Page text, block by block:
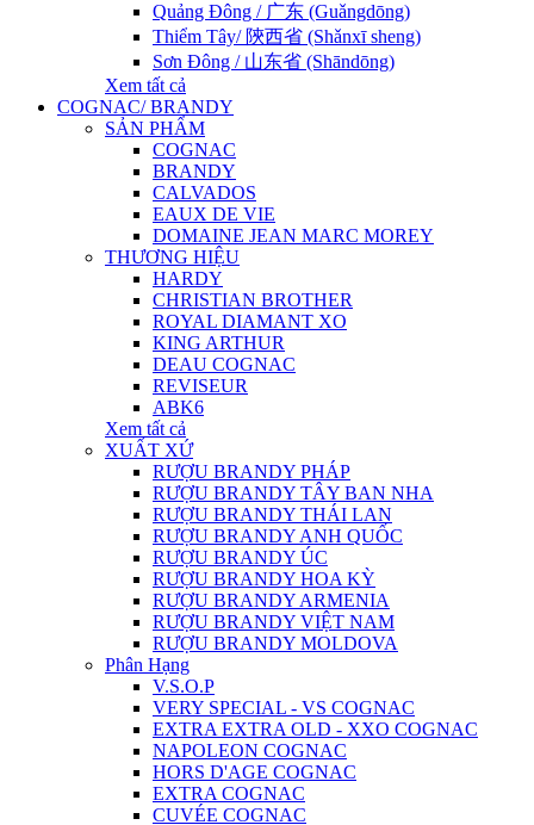
Quảng Đông / 广东 (Guǎngdōng)
Thiểm Tây/ 陝西省 (Shǎnxī sheng)
Sơn Đông / 山东省 (Shāndōng)
Xem tất cả
COGNAC/ BRANDY
SẢN PHẨM
COGNAC
BRANDY
CALVADOS
EAUX DE VIE
DOMAINE JEAN MARC MOREY
THƯƠNG HIỆU
HARDY
CHRISTIAN BROTHER
ROYAL DIAMANT XO
KING ARTHUR
DEAU COGNAC
REVISEUR
ABK6
Xem tất cả
XUẤT XỨ
RƯỢU BRANDY PHÁP
RƯỢU BRANDY TÂY BAN NHA
RƯỢU BRANDY THÁI LAN
RƯỢU BRANDY ANH QUỐC
RƯỢU BRANDY ÚC
RƯỢU BRANDY HOA KỲ
RƯỢU BRANDY ARMENIA
RƯỢU BRANDY VIỆT NAM
RƯỢU BRANDY MOLDOVA
Phân Hạng
V.S.O.P
VERY SPECIAL - VS COGNAC
EXTRA EXTRA OLD - XXO COGNAC
NAPOLEON COGNAC
HORS D'AGE COGNAC
EXTRA COGNAC
CUVÉE COGNAC